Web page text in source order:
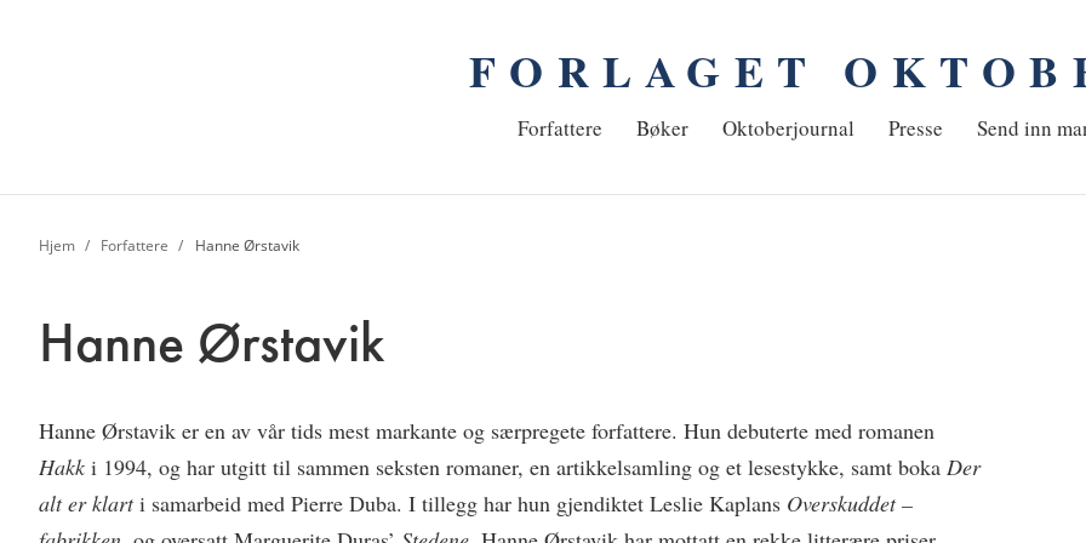
FORLAGET
Hjem
Forfattere Bøker Oktoberjournal Presse Send inn
Hjem Forfattere Hanne Ørstavik
Hanne Ørstavik
Hanne Ørstavik er en av vår tids mest markante og særpregete forfattere. Hun debuterte med romanen
Hakk i 1994, og har utgitt til sammen seksten romaner, en artikkelsamling og et lesestykke, samt boka Der
alt er klarti samarbeid med Pierre Duba. I tillegg har hun gjendiktet Leslie Kaplans Overskuddet –